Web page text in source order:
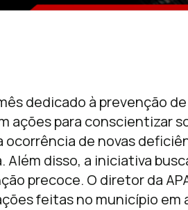
dedicado à prevenção
ações para conscientizar
ocorrência de novas
Além disso, a iniciativa
precoce. O diretor da
feitas no município em